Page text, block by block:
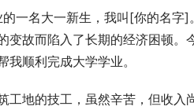
一名大一新生，我叫[你的名字
变故而陷入了长期的经济困顿。
顺利完成大学学业。
工地的技工，虽然辛苦，但收